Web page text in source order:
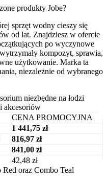
produkty Jobe?
sprzęt wodny cieszy się
od lat. Znajdziesz w ofercie
po wyczynowe
kompozyt, sprawia,
użytkowanie. Marka ta
niezależnie od wybranego
niezbędne na łodzi
akcesoriów
CENA PROMOCYJNA
1 441,75 zł
816,97 zł
841,00 zł
42,48 zł
oraz Combo Teal